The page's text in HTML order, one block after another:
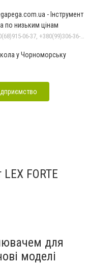
- Інструмент
по низьким цінам
у Чорноморську
FORTE
для
моделі